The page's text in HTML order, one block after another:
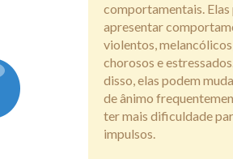
comportamentais. Elas
apresentar
violentos,
chorosos e
disso, elas podem
de ânimo
ter mais dificuldade
impulsos.